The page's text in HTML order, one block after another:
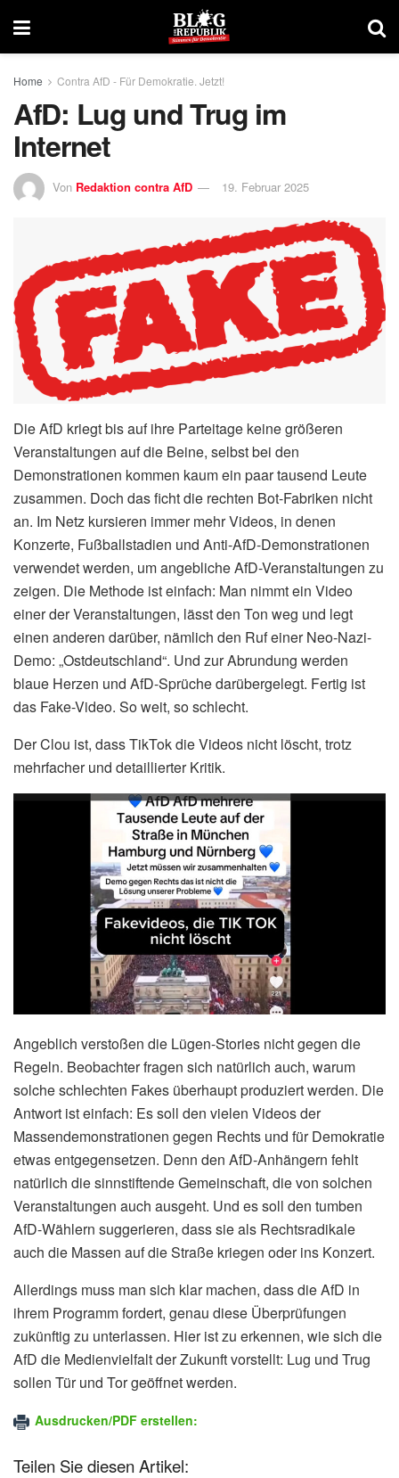
Home Contra AfD - Für Demokratie. Jetzt!
AfD: Lug und Trug im
Internet
Von Redaktion contra AfD 19. Februar 2025
Die AfD kriegt bis auf ihre Parteitage keine größeren
Veranstaltungen auf die Beine, selbst bei den
Demonstrationen kommen kaum ein paar tausend Leute
zusammen. Doch das ficht die rechten Bot-Fabriken nicht
an. Im Netz kursieren immer mehr Videos, in denen
Konzerte, Fußballstadien und Anti-AfD-Demonstrationen
verwendet werden, um angebliche AfD-Veranstaltungen zu
zeigen. Die Methode ist einfach: Man nimmt ein Video
einer der Veranstaltungen, lässt den Ton weg und legt
einen anderen darüber, nämlich den Ruf einer Neo-Nazi-
Demo: „Ostdeutschland“. Und zur Abrundung werden
blaue Herzen und AfD-Sprüche darübergelegt. Fertig ist
das Fake-Video. So weit, so schlecht.
Der Clou ist, dass TikTok die Videos nicht löscht, trotz
mehrfacher und detaillierter Kritik.
Angeblich verstoßen die Lügen-Stories nicht gegen die
Regeln. Beobachter fragen sich natürlich auch, warum
solche schlechten Fakes überhaupt produziert werden. Die
Antwort ist einfach: Es soll den vielen Videos der
Massendemonstrationen gegen Rechts und für Demokratie
etwas entgegensetzen. Denn den AfD-Anhängern fehlt
natürlich die sinnstiftende Gemeinschaft, die von solchen
Veranstaltungen auch ausgeht. Und es soll den tumben
AfD-Wählern suggerieren, dass sie als Rechtsradikale
auch die Massen auf die Straße kriegen oder ins Konzert.
Allerdings muss man sich klar machen, dass die AfD in
ihrem Programm fordert, genau diese Überprüfungen
zukünftig zu unterlassen. Hier ist zu erkennen, wie sich die
AfD die Medienvielfalt der Zukunft vorstellt: Lug und Trug
sollen Tür und Tor geöffnet werden.
Ausdrucken/PDF erstellen:
Teilen Sie diesen Artikel: